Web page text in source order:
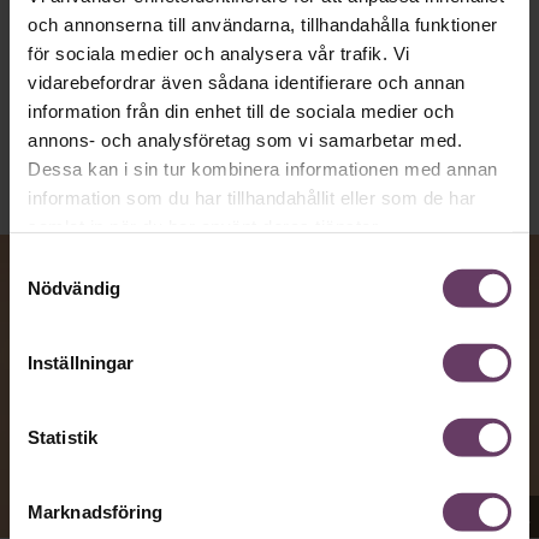
och annonserna till användarna, tillhandahålla funktioner
för sociala medier och analysera vår trafik. Vi
vidarebefordrar även sådana identifierare och annan
information från din enhet till de sociala medier och
annons- och analysföretag som vi samarbetar med.
Dessa kan i sin tur kombinera informationen med annan
information som du har tillhandahållit eller som de har
Nödvändig
Inställningar
Statistik
Marknadsföring
Kommunikation
Text:Fredrik Kullberg
Publicerad2026-08-07
Appen Sinceerly imiterar vd:ars kortfattade språk.